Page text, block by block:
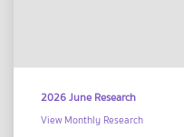
2026 June Research
View Monthly Research